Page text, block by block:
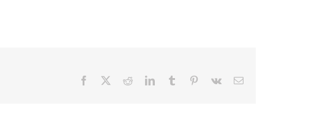
Facebook RedditLinkedInTumblr Pinterest
Vk
Correo